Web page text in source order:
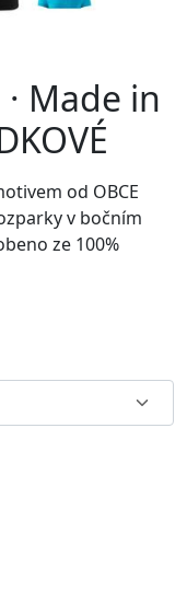
Made in
od OBCE
v bočním
ze 100%